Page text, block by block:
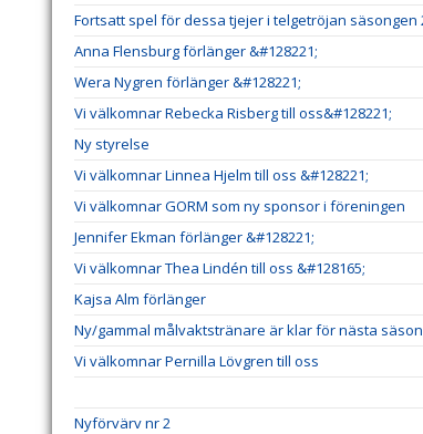
Fortsatt spel för dessa tjejer i telgetröjan säsongen
Anna Flensburg förlänger &#128221;
Wera Nygren förlänger &#128221;
Vi välkomnar Rebecka Risberg till oss&#128221;
Ny styrelse
Vi välkomnar Linnea Hjelm till oss &#128221;
Vi välkomnar GORM som ny sponsor i föreningen
Jennifer Ekman förlänger &#128221;
Vi välkomnar Thea Lindén till oss &#128165;
Kajsa Alm förlänger
Ny/gammal målvaktstränare är klar för nästa
Vi välkomnar Pernilla Lövgren till oss
Nyförvärv nr 2